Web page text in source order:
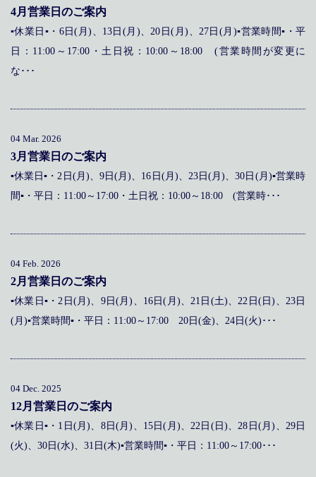
4月営業日のご案内
▪休業日▪・6日(月)、13日(月)、20日(月)、27日(月)▪営業時間▪・平
日：11:00～17:00・土日祝：10:00～18:00 (営業時間が変更に
な･･･
04 Mar. 2026
3月営業日のご案内
▪休業日▪・2日(月)、9日(月)、16日(月)、23日(月)、30日(月)▪営業時
間▪・平日：11:00～17:00・土日祝：10:00～18:00 (営業時･･･
04 Feb. 2026
2月営業日のご案内
▪休業日▪・2日(月)、9日(月)、16日(月)、21日(土)、22日(日)、23日
(月)▪営業時間▪・平日：11:00～17:00 20日(金)、24日(火)･･･
04 Dec. 2025
12月営業日のご案内
▪休業日▪・1日(月)、8日(月)、15日(月)、22日(日)、28日(月)、29日
(火)、30日(水)、31日(木)▪営業時間▪・平日：11:00～17:00･･･